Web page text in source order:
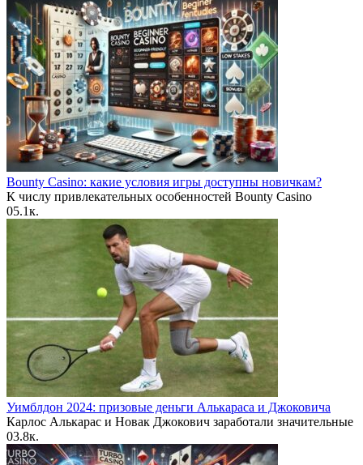
Bounty Casino: какие условия игры доступны новичкам?
К числу привлекательных особенностей Bounty Casino
05.1к.
Уимблдон 2024: призовые деньги Алькараса и Джоковича
Карлос Алькарас и Новак Джокович заработали значительные
03.8к.